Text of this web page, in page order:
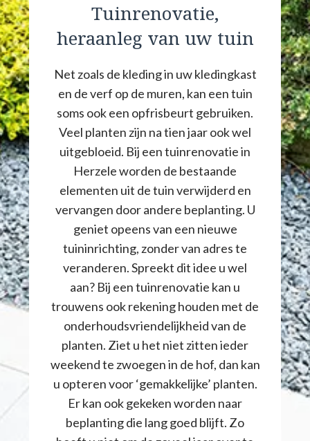
Tuinrenovatie,
heraanleg van uw tuin
Net zoals de kleding in uw kledingkast
en de verf op de muren, kan een tuin
soms ook een opfrisbeurt gebruiken.
Veel planten zijn na tien jaar ook wel
uitgebloeid. Bij een tuinrenovatie in
Herzele worden de bestaande
elementen uit de tuin verwijderd en
vervangen door andere beplanting. U
geniet opeens van een nieuwe
tuininrichting, zonder van adres te
veranderen. Spreekt dit idee u wel
aan? Bij een tuinrenovatie kan u
trouwens ook rekening houden met de
onderhoudsvriendelijkheid van de
planten. Ziet u het niet zitten ieder
weekend te zwoegen in de hof, dan kan
u opteren voor ‘gemakkelijke’ planten.
Er kan ook gekeken worden naar
beplanting die lang goed blijft. Zo